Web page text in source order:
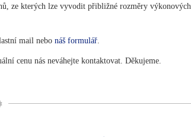
ze kterých lze vyvodit přibližné rozměry výkonových
mail nebo náš formulář.
cenu nás neváhejte kontaktovat. Děkujeme.